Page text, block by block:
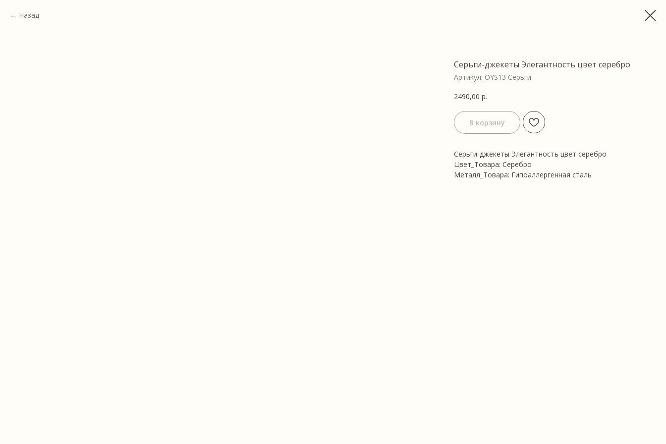
Назад
Серьги-джекеты Элегантность цвет серебро
Артикул: OYS13 Серьги
2490,00 р.
В корзину
Серьги-джекеты Элегантность цвет серебро
Цвет_Товара: Серебро
Металл_Товара: Гипоаллергенная сталь